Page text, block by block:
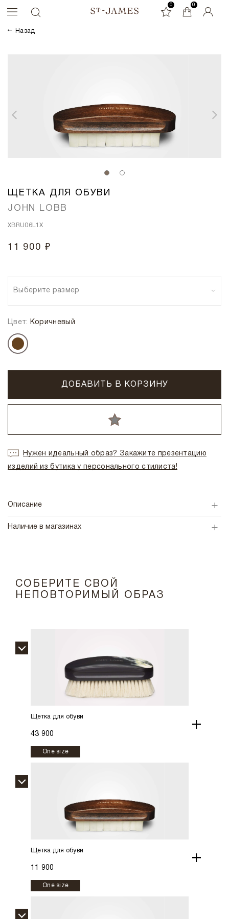
0 0
0
Назад
ЩЕТКА ДЛЯ ОБУВИ
JOHN LOBB
XBRU06L1X
11 900 ₽
Выберите размер
Цвет: Коричневый
ДОБАВИТЬ В КОРЗИНУ
Нужен идеальный образ? Закажите презентацию
изделий из бутика у персонального стилиста!
Описание
Наличие в магазинах
СОБЕРИТЕ СВОЙ
НЕПОВТОРИМЫЙ ОБРАЗ
Щетка для обуви
43 900
One size
+
Щетка для обуви
11 900
One size
+